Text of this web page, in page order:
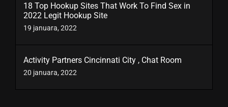
18 Top Hookup Sites That Work To Find Sex in
2022 Legit Hookup Site
19 januara, 2022
Activity Partners Cincinnati City , Chat Room
20 januara, 2022